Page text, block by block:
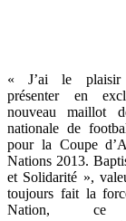
« J’ai le
présenter en
nouveau maillot
nationale de
pour la Coupe
Nations 2013.
et Solidarité »,
toujours fait la
Nation, ce